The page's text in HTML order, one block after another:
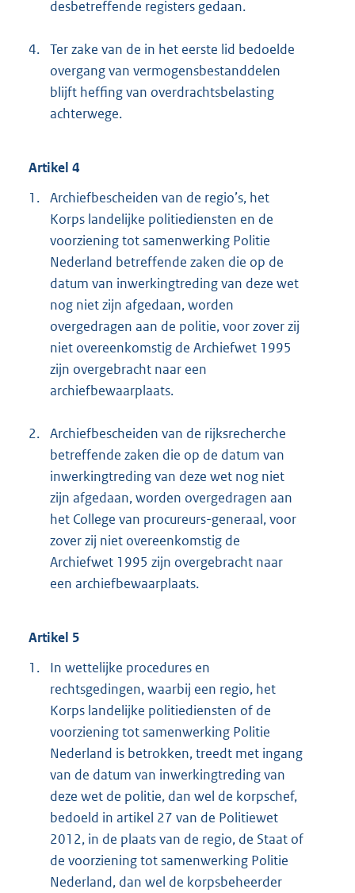
desbetreffende registers gedaan.
4. Ter zake van de in het eerste lid bedoelde
overgang van vermogensbestanddelen
blijft heffing van overdrachtsbelasting
achterwege.
Artikel 4
1. Archiefbescheiden van de regio’s, het
Korps landelijke politiediensten en de
voorziening tot samenwerking Politie
Nederland betreffende zaken die op de
datum van inwerkingtreding van deze wet
nog niet zijn afgedaan, worden
overgedragen aan de politie, voor zover zij
niet overeenkomstig de Archiefwet 1995
zijn overgebracht naar een
archiefbewaarplaats.
2. Archiefbescheiden van de rijksrecherche
betreffende zaken die op de datum van
inwerkingtreding van deze wet nog niet
zijn afgedaan, worden overgedragen aan
het College van procureurs-generaal, voor
zover zij niet overeenkomstig de
Archiefwet 1995 zijn overgebracht naar
een archiefbewaarplaats.
Artikel 5
1.
In wettelijke procedures en
rechtsgedingen, waarbij een regio, het
Korps landelijke politiediensten of de
voorziening tot samenwerking Politie
Nederland is betrokken, treedt met ingang
van de datum van inwerkingtreding van
deze wet de politie, dan wel de korpschef,
bedoeld in artikel 27 van de Politiewet
2012, in de plaats van de regio, de Staat of
de voorziening tot samenwerking Politie
Nederland, dan wel de korpsbeheerder